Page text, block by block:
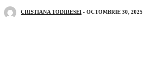
CRISTIANA TODIRESEI - OCTOMBRIE 30, 2025